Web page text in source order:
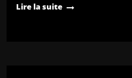
Lire la suite